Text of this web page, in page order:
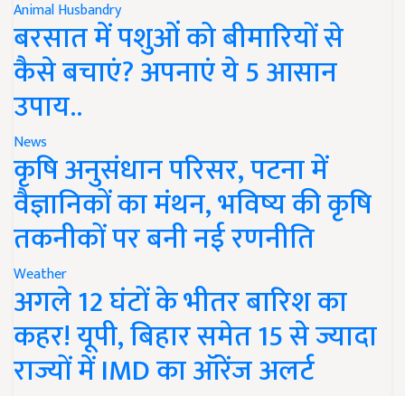
Animal Husbandry
बरसात में पशुओं को बीमारियों से
कैसे बचाएं? अपनाएं ये 5 आसान
उपाय..
News
कृषि अनुसंधान परिसर, पटना में
वैज्ञानिकों का मंथन, भविष्य की कृषि
तकनीकों पर बनी नई रणनीति
Weather
अगले 12 घंटों के भीतर बारिश का
कहर! यूपी, बिहार समेत 15 से ज्यादा
राज्यों में IMD का ऑरेंज अलर्ट